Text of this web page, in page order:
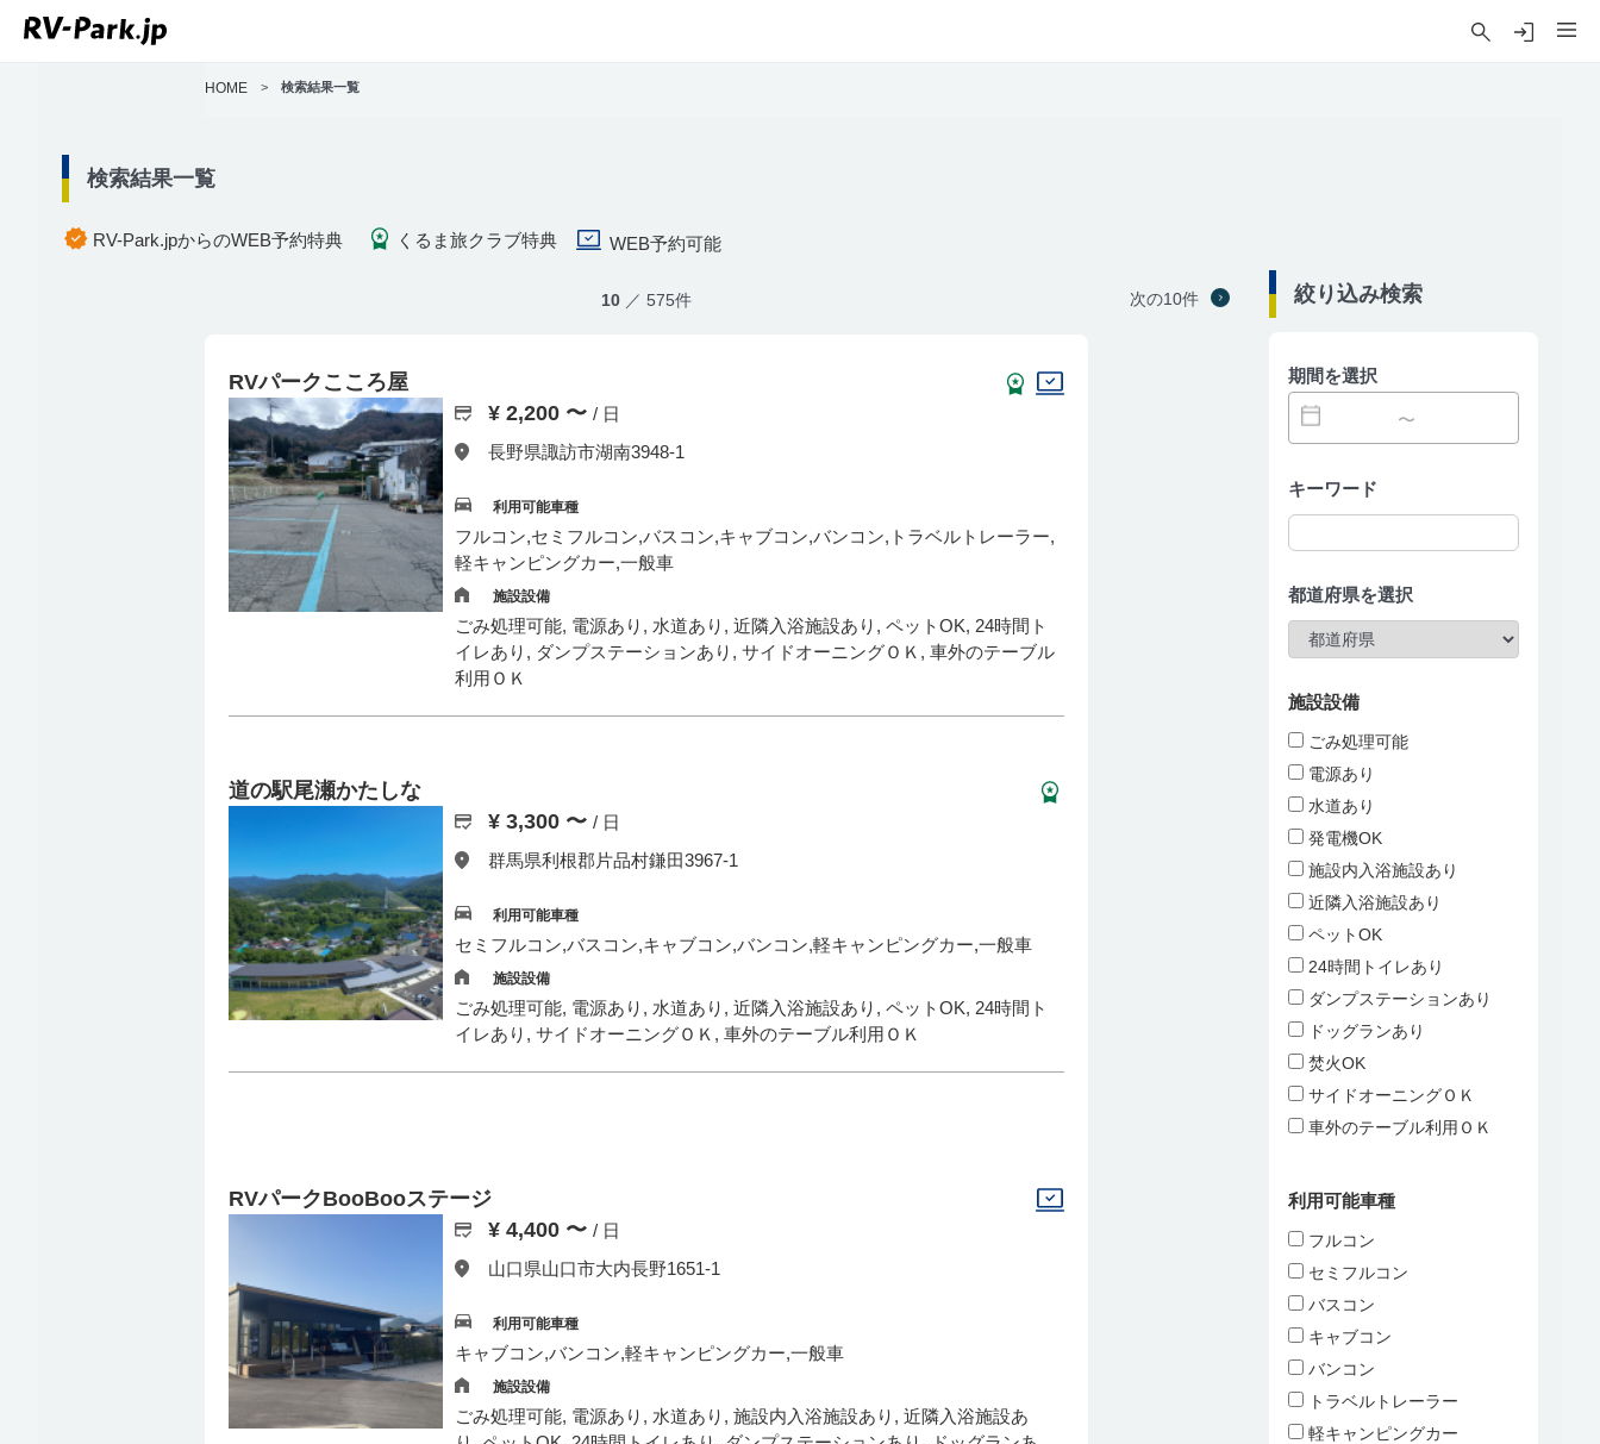
HOME > 検索結果一覧
検索結果一覧
RV-Park.jpからのWEB予約特典 くるま旅クラブ特典 WEB予約可能
10／ 575件 次の10件
RVパークこころ屋
¥ 2,200 〜 / 日
長野県諏訪市湖南3948-1
利用可能車種
フルコン,セミフルコン,バスコン,キャブコン,バンコン,トラベルトレーラー,
軽キャンピングカー,一般車
施設設備
ごみ処理可能, 電源あり, 水道あり, 近隣入浴施設あり, ペットOK, 24時間ト
イレあり, ダンプステーションあり, サイドオーニングＯＫ, 車外のテーブル
利用ＯＫ
道の駅尾瀬かたしな
¥ 3,300 〜 / 日
群馬県利根郡片品村鎌田3967-1
利用可能車種
セミフルコン,バスコン,キャブコン,バンコン,軽キャンピングカー,一般車
施設設備
ごみ処理可能, 電源あり, 水道あり, 近隣入浴施設あり, ペットOK, 24時間ト
イレあり, サイドオーニングＯＫ, 車外のテーブル利用ＯＫ
RVパークBooBooステージ
¥ 4,400 〜 / 日
山口県山口市大内長野1651-1
利用可能車種
キャブコン,バンコン,軽キャンピングカー,一般車
施設設備
ごみ処理可能, 電源あり, 水道あり, 施設内入浴施設あり, 近隣入浴施設あ
絞り込み検索
期間を選択
〜
キーワード
都道府県を選択
施設設備
ごみ処理可能
電源あり
水道あり
発電機OK
施設内入浴施設あり
近隣入浴施設あり
ペットOK
24時間トイレあり
ダンプステーションあり
ドッグランあり
焚火OK
サイドオーニングＯＫ
車外のテーブル利用ＯＫ
利用可能車種
フルコン
セミフルコン
バスコン
キャブコン
バンコン
トラベルトレーラー
軽キャンピングカー